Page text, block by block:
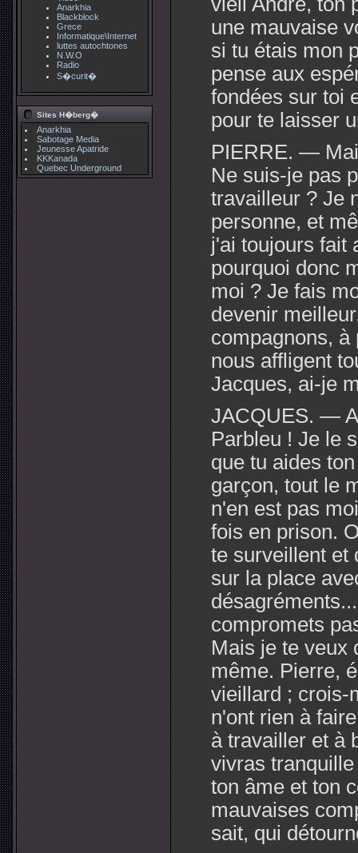
Anarkhia
Blackblock
Grece
Informatique\Internet
luttes autochtones
N.W.O
Radio
S�curit�
Sites H�berg�
Anarkhia
Sabotage Media
Jeunesse Apatride
KKKanada
Quebec Underground
une mauvaise
si tu étais mon
pense aux
fondées sur toi
pour te laisser
PIERRE. —
Ne suis-je pas
travailleur ? Je
personne, et
j'ai toujours fait
pourquoi donc
moi ? Je fais
devenir
compagnons,
nous affligent
Jacques, ai-je
JACQUES. —
Parbleu ! Je le
que tu aides
garçon, tout le
n'en est pas
fois en prison.
te surveillent et
sur la place
compromets
Mais je te veux
même. Pierre,
vieillard ; crois-
n'ont rien à
à travailler et à
vivras
ton âme et ton
mauvaises
sait, qui